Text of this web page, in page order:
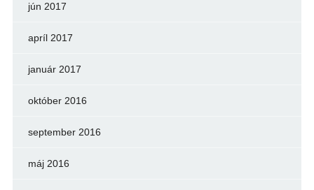
jún 2017
apríl 2017
január 2017
október 2016
september 2016
máj 2016